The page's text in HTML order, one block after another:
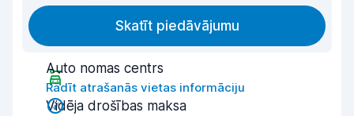
Skatīt piedāvājumu
Auto nomas centrs
Rādīt atrašanās vietas informāciju
Vidēja drošības maksa